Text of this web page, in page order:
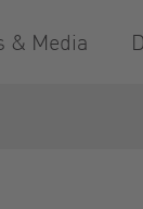
& Media